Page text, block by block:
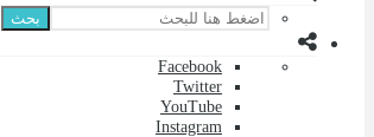
بحث
Facebook
Twitter
YouTube
Instagram